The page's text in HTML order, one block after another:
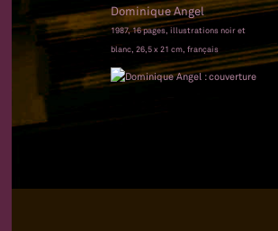
Dominique Angel
1987, 16 pages, illustrations noir et
blanc, 26,5 x 21 cm, français